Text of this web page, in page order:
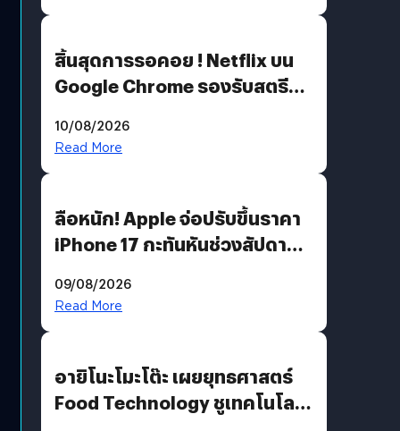
สิ้นสุดการรอคอย ! Netflix บน
Google Chrome รองรับสตรีม
เงื่อนไขที่กำหนด
10/08/2026
Read More
ลือหนัก! Apple จ่อปรับขึ้นราคา
iPhone 17 กะทันหันช่วงสัปดาห์ที่
09/08/2026
Read More
อายิโนะโมะโต๊ะ เผยยุทธศาสตร์
Food Technology ชูเทคโนโลยี